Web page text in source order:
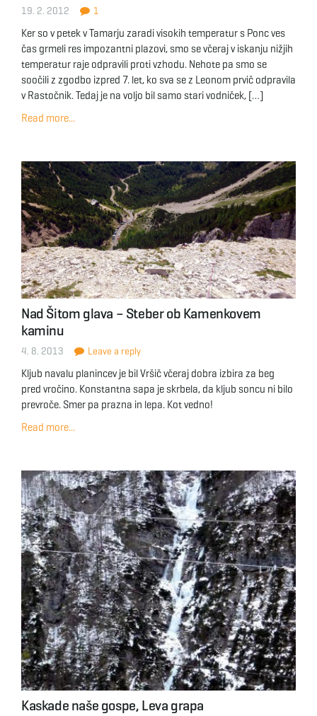
a
o
n
19. 2. 2012 1
Ker so v petek v Tamarju zaradi visokih temperatur s Ponc ves
čas grmeli res impozantni plazovi, smo se včeraj v iskanju nižjih
temperatur raje odpravili proti vzhodu. Nehote pa smo se
soočili z zgodbo izpred 7. let, ko sva se z Leonom prvič odpravila
v Rastočnik. Tedaj je na voljo bil samo stari vodniček, […]
Read more...
Nad Šitom glava – Steber ob Kamenkovem
kaminu
4. 8. 2013 Leave a reply
Kljub navalu planincev je bil Vršič včeraj dobra izbira za beg
pred vročino. Konstantna sapa je skrbela, da kljub soncu ni bilo
prevroče. Smer pa prazna in lepa. Kot vedno!
Read more...
Kaskade naše gospe, Leva grapa